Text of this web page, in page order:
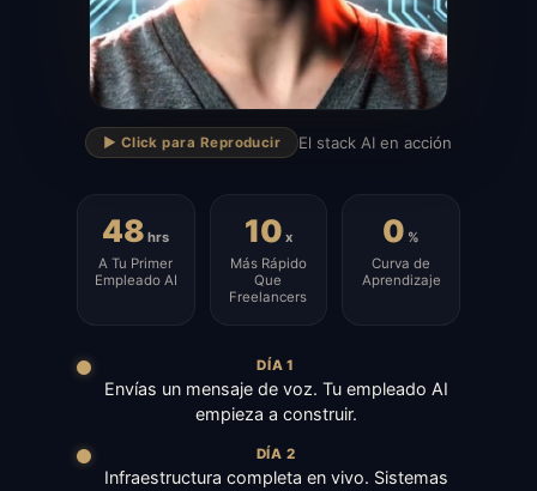
▶
▶️ Click para Reproducir El stack AI en acción
48 hrs
A Tu Primer
Empleado AI
10 x
Más Rápido
Que
Freelancers
0 %
Curva de
Aprendizaje
DÍA 1
Envías un mensaje de voz. Tu empleado AI
empieza a construir.
DÍA 2
Infraestructura completa en vivo. Sistemas